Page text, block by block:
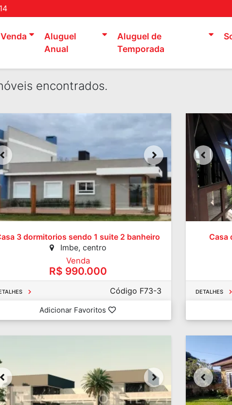
Venda
Aluguel
Anual
Aluguel de
Temporada
encontrados.
3 dormitorios sendo 1 suite 2 banheiro
Imbe, centro
Venda
R$ 990.000
Código F73-3
Adicionar Favoritos
Casa
DETALHES